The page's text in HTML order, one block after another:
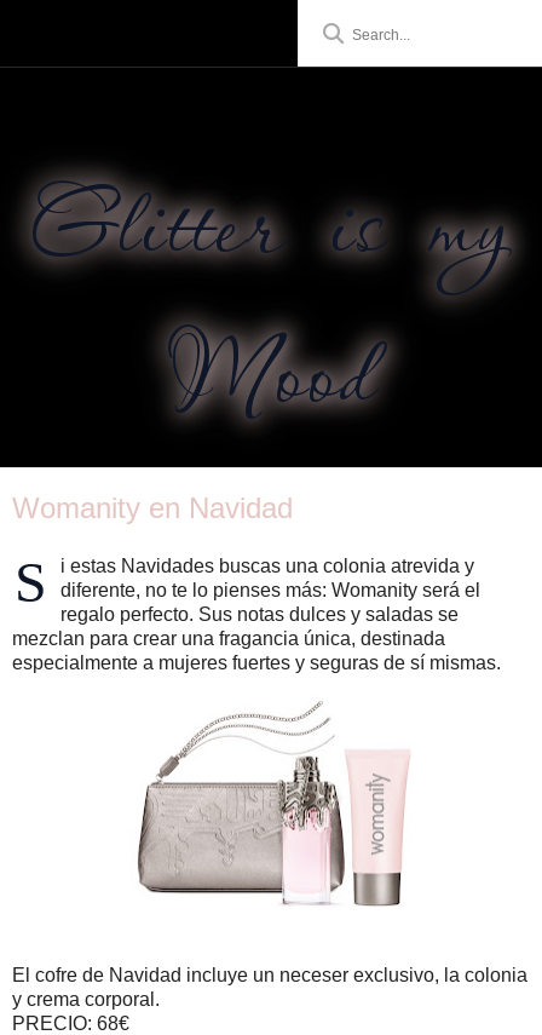
Glitter is my
Mood
Womanity en Navidad
S
i estas Navidades buscas una colonia atrevida y
diferente, no te lo pienses más: Womanity será el
regalo perfecto. Sus notas dulces y saladas se
mezclan para crear una fragancia única, destinada
especialmente a mujeres fuertes y seguras de sí mismas.
El cofre de Navidad incluye un neceser exclusivo, la colonia
y crema corporal.
PRECIO: 68€